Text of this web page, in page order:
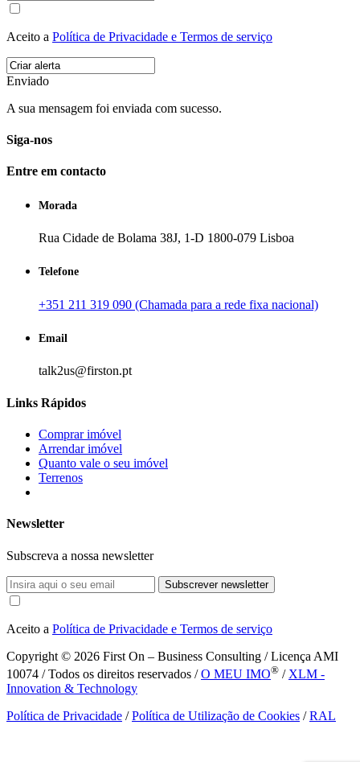
Aceito a Política de Privacidade e Termos de serviço
Enviado
A sua mensagem foi enviada com sucesso.
Siga-nos
Entre em contacto
Morada
Rua Cidade de Bolama 38J, 1-D 1800-079 Lisboa
Telefone
+351 211 319 090 (Chamada para a rede fixa nacional)
Email
talk2us@firston.pt
Links Rápidos
Comprar imóvel
Arrendar imóvel
Quanto vale o seu imóvel
Terrenos
Newsletter
Subscreva a nossa newsletter
Subscrever newsletter
Aceito a Política de Privacidade e Termos de serviço
Copyright © 2026 First On – Business Consulting / Licença AMI
10074 / Todos os direitos reservados /O MEU IMO® / XLM -
Innovation & Technology
Política de Privacidade /Política de Utilização de Cookies /RAL